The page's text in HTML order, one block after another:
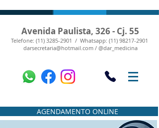
Avenida Paulista, 326 - Cj. 55
Telefone: (11) 3285-2901 / Whatsapp: (11) 98217-2901
darsecretaria@hotmail.com / @dar_medicina
AGENDAMENTO ONLINE